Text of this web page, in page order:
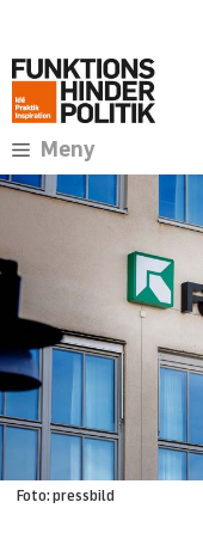
innehåll
Meny
Foto: pressbild